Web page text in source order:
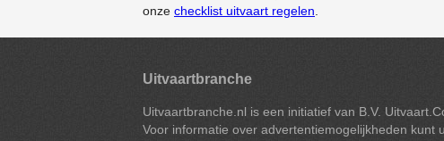
onze checklist uitvaart regelen
Uitvaartbranche
Uitvaartbranche.nl is een initiatief van B.V.
Voor informatie over advertentiemogelijkheden kunt